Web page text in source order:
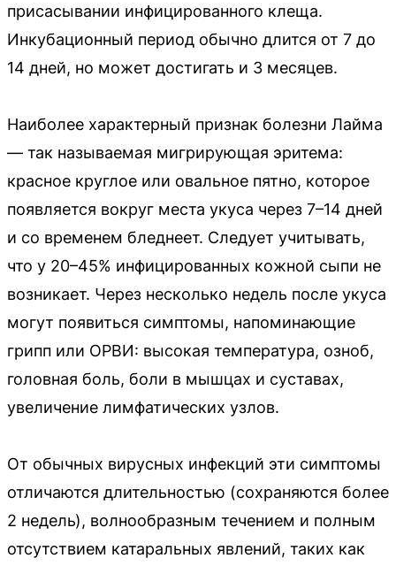
присасывании инфицированного клеща.
Инкубационный период обычно длится от 7 до
14 дней, но может достигать и 3 месяцев.
Наиболее характерный признак болезни Лайма
— так называемая мигрирующая эритема:
красное круглое или овальное пятно, которое
появляется вокруг места укуса через 7–14 дней
и со временем бледнеет. Следует учитывать,
что у 20–45% инфицированных кожной сыпи не
возникает. Через несколько недель после укуса
могут появиться симптомы, напоминающие
грипп или ОРВИ: высокая температура, озноб,
головная боль, боли в мышцах и суставах,
увеличение лимфатических узлов.
От обычных вирусных инфекций эти симптомы
отличаются длительностью (сохраняются более
2 недель), волнообразным течением и полным
отсутствием катаральных явлений, таких как